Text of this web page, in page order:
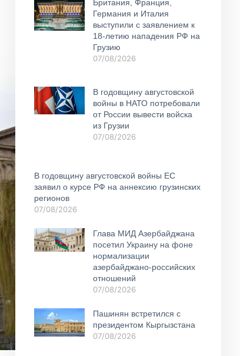
Британия, Франция,
Германия и Италия
выступили с заявлением к
18-летию нападения РФ на
Грузию
07/08/2026
В годовщину августовской
войны в НАТО потребовали
от России вывести войска
из Грузии
07/08/2026
В годовщину августовской войны ЕС
заявил о курсе РФ на аннексию грузинских
регионов
07/08/2026
Глава МИД Азербайджана
посетил Украину на фоне
нормализации
азербайджано-российских
отношений
07/08/2026
Пашинян встретился с
президентом Кыргызстана
07/08/2026